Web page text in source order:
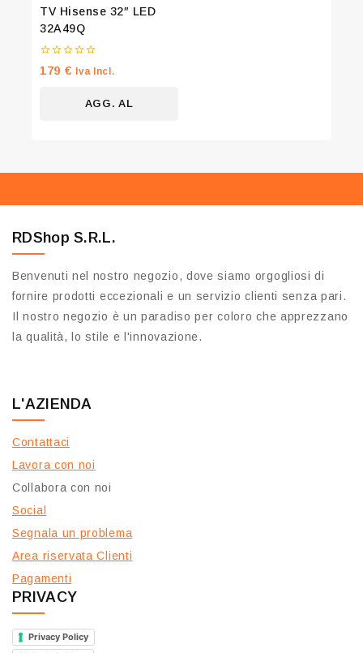
TV Hisense 32″ LED
32A49Q
0
su
179 € Iva Incl.
AGG. AL
RDShop S.R.L.
Benvenuti nel nostro negozio, dove siamo orgogliosi di
fornire prodotti eccezionali e un servizio clienti senza pari.
Il nostro negozio è un paradiso per coloro che apprezzano
la qualità, lo stile e l'innovazione.
L'AZIENDA
Contattaci
Lavora con noi
Collabora con noi
Social
Segnala un problema
Area riservata Clienti
Pagamenti
PRIVACY
Privacy Policy